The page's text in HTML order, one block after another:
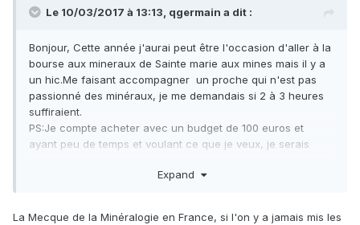
Le 10/03/2017 à 13:13, qgermain a dit :
Bonjour, Cette année j'aurai peut être l'occasion d'aller à la
bourse aux mineraux de Sainte marie aux mines mais il y a
un hic.Me faisant accompagner un proche qui n'est pas
passionné des minéraux, je me demandais si 2 à 3 heures
suffiraient.
PS:Je compte acheter avec un budget de 100 euros et
ayant peu de temps et voulant ce que je veux, je serais
PS: je ne pourrai pas etre tres actif cette aprem midi.
Expand
La Mecque de la Minéralogie en France, si l'on y a jamais mis les